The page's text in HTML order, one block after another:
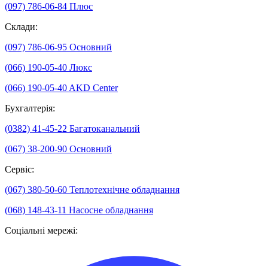
(097) 786-06-84 Плюс
Склади:
(097) 786-06-95 Основний
(066) 190-05-40 Люкс
(066) 190-05-40 AKD Center
Бухгалтерія:
(0382) 41-45-22 Багатоканальний
(067) 38-200-90 Основний
Сервіс:
(067) 380-50-60 Теплотехнічне обладнання
(068) 148-43-11 Насосне обладнання
Соціальні мережі: